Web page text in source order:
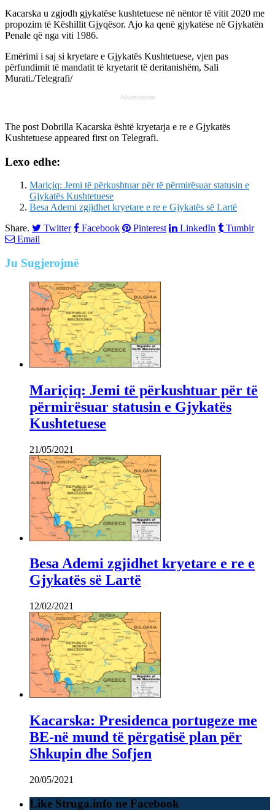
Kacarska u zgjodh gjykatëse kushtetuese në nëntor të vitit 2020 me
propozim të Këshillit Gjyqësor. Ajo ka qenë gjykatëse në Gjykatën
Penale që nga viti 1986.
Emërimi i saj si kryetare e Gjykatës Kushtetuese, vjen pas
përfundimit të mandatit të kryetarit të deritanishëm, Sali
Murati./Telegrafi/
Advertisement
The post Dobrilla Kacarska është kryetarja e re e Gjykatës
Kushtetuese appeared first on Telegrafi.
Lexo edhe:
Mariçiq: Jemi të përkushtuar për të përmirësuar statusin e
Gjykatës Kushtetuese
Besa Ademi zgjidhet kryetare e re e Gjykatës së Lartë
Share.
Twitter Facebook Pinterest LinkedIn
Tumblr
Email
Ju Sugjerojmë
Mariçiq: Jemi të përkushtuar për të
përmirësuar statusin e Gjykatës
Kushtetuese
21/05/2021
Besa Ademi zgjidhet kryetare e re e
Gjykatës së Lartë
12/02/2021
Kacarska: Presidenca portugeze me
BE-në mund të përgatisë plan për
Shkupin dhe Sofjen
20/05/2021
Like Struga.info ne Facebook